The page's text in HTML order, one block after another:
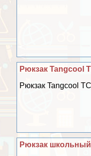
Рюкзак Tangcool
Рюкзак Tangcool
Рюкзак